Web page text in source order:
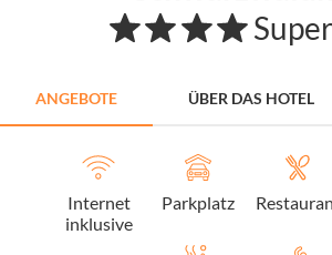
ANGEBOTE ÜBER DAS HOTEL
Internet
inklusive
Parkplatz